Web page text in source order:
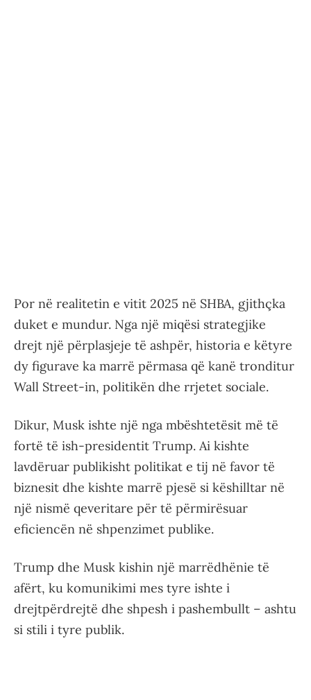
Por në realitetin e vitit 2025 në SHBA, gjithçka
duket e mundur. Nga një miqësi strategjike
drejt një përplasjeje të ashpër, historia e këtyre
dy figurave ka marrë përmasa që kanë tronditur
Wall Street-in, politikën dhe rrjetet sociale.
Dikur, Musk ishte një nga mbështetësit më të
fortë të ish-presidentit Trump. Ai kishte
lavdëruar publikisht politikat e tij në favor të
biznesit dhe kishte marrë pjesë si këshilltar në
një nismë qeveritare për të përmirësuar
eficiencën në shpenzimet publike.
Trump dhe Musk kishin një marrëdhënie të
afërt, ku komunikimi mes tyre ishte i
drejtpërdrejtë dhe shpesh i pashembullt – ashtu
si stili i tyre publik.